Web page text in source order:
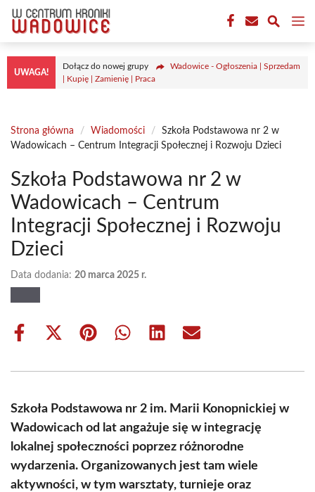
Przejdź
treści
UWAGA!
Dołącz do nowej grupy
Wadowice - Ogłoszenia | Sprzedam
| Kupię | Zamienię | Praca
Strona główna / Wiadomości /
Szkoła Podstawowa nr 2 w
Wadowicach – Centrum Integracji Społecznej i Rozwoju Dzieci
Szkoła Podstawowa nr 2 w
Wadowicach – Centrum
Integracji Społecznej i Rozwoju
Dzieci
Data dodania: 20 marca 2025 r.
Share
Share
(Twitter)
Share Share Share Share
Szkoła Podstawowa nr 2 im. Marii Konopnickiej w
Wadowicach od lat angażuje się w integrację
lokalnej społeczności poprzez różnorodne
wydarzenia. Organizowanych jest tam wiele
aktywności, w tym warsztaty, turnieje oraz